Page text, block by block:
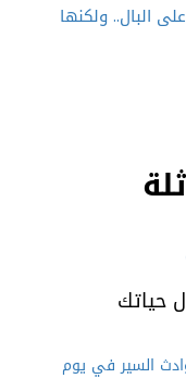
البال.. ولكنها
حياتك